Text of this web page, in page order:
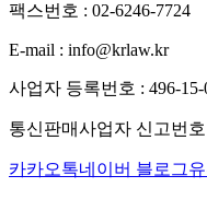
팩스번호 : 02-6246-7724
E-mail : info@krlaw.kr
사업자 등록번호 : 496-15-
통신판매사업자 신고번호
카카오톡네이버 블로그